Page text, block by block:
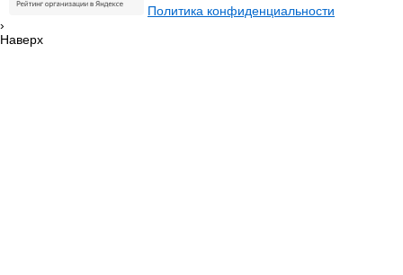
Политика конфиденциальности
›
Наверх